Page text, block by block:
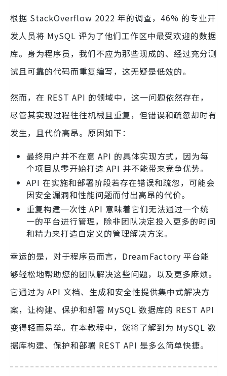
根据 StackOverflow 2022 年的调查，46% 的专业开
发人员将 MySQL 评为了他们工作区中最受欢迎的数据
库。身为程序员，我们不应为那些现成的、经过充分测
试且可靠的代码而重复编写，这无疑是低效的。
然而，在 REST API 的领域中，这一问题依然存在，
尽管其实现过程往往机械且重复，但错误和疏忽却时有
发生，且代价高昂。原因如下：
最终用户并不在意 API 的具体实现方式，因为每
个项目从零开始打造 API 并不能带来竞争优势。
API 在实施和部署阶段若存在错误和疏忽，可能会
因安全漏洞和性能问题而付出高昂的代价。
重复构建一次性 API 意味着它们无法通过一个统
一的平台进行管理，除非团队决定投入更多的时间
和精力来打造自定义的管理解决方案。
幸运的是，对于程序员而言，DreamFactory 平台能
够轻松地帮助您的团队解决这些问题，以及更多麻烦。
它通过为 API 文档、生成和安全性提供集中式解决方
案，让构建、保护和部署 MySQL 数据库的 REST API
变得轻而易举。在本教程中，您将了解到为 MySQL 数
据库构建、保护和部署 REST API 是多么简单快捷。